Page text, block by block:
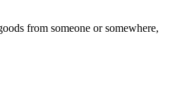
from someone or somewhere,